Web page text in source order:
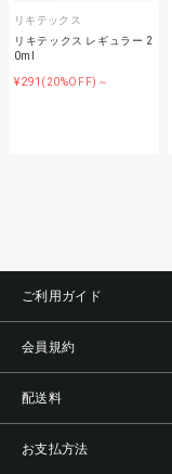
リキテックス
リキテックス レギュラー 2
0ml
¥291 (20%OFF)～
ご利用ガイド
会員規約
配送料
お支払方法